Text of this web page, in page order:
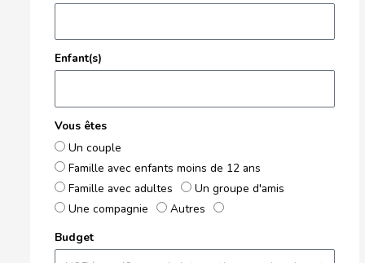
Enfant(s)
Vous êtes
Un couple
Famille avec enfants moins de 12 ans
Famille avec adultes
Un groupe d'amis
Une compagnie
Autres
Budget